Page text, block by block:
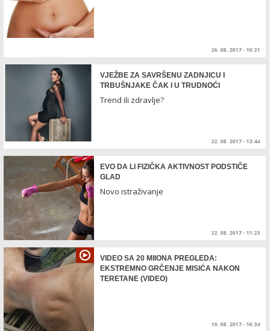
26. 08. 2017 - 10:21
VJEŽBE ZA SAVRŠENU ZADNJICU I
TRBUŠNJAKE ČAK I U TRUDNOĆI
Trend ili zdravlje?
22. 08. 2017 - 13:44
EVO DA LI FIZIČKA AKTIVNOST PODSTIČE
GLAD
Novo istraživanje
22. 08. 2017 - 11:23
VIDEO SA 20 MIIONA PREGLEDA:
EKSTREMNO GRČENJE MISIĆA NAKON
TERETANE (VIDEO)
19. 08. 2017 - 16:34